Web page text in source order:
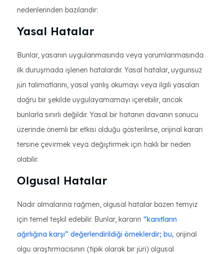
nedenlerinden bazılarıdır:
Yasal Hatalar
Bunlar, yasanın uygulanmasında veya yorumlanmasında
ilk duruşmada işlenen hatalardır. Yasal hatalar, uygunsuz
jüri talimatlarını, yasal yanlış okumayı veya ilgili yasaları
doğru bir şekilde uygulayamamayı içerebilir, ancak
bunlarla sınırlı değildir. Yasal bir hatanın davanın sonucu
üzerinde önemli bir etkisi olduğu gösterilirse, orijinal kararı
tersine çevirmek veya değiştirmek için haklı bir neden
olabilir.
Olgusal Hatalar
Nadir olmalarına rağmen, olgusal hatalar bazen temyiz
için temel teşkil edebilir. Bunlar, kararın “kanıtların
ağırlığına karşı” değerlendirildiği örneklerdir; bu, orijinal
olgu araştırmacısının (tipik olarak bir jüri) olgusal